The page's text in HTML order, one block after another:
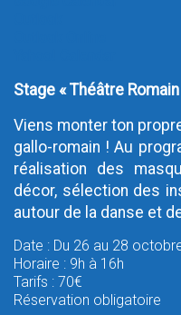
Stage « Théâtre Romain
Viens monter ton
gallo-romain ! Au
réalisation des
décor, sélection des
autour de la danse et
Date : Du 26 au 28
Horaire : 9h à 16h
Tarifs : 70€
Réservation obligatoire